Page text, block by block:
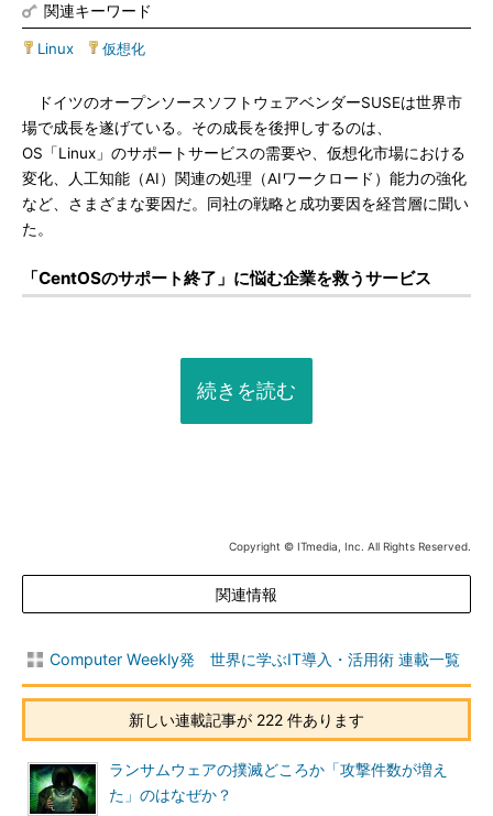
関連キーワード
Linux 仮想化
ドイツのオープンソースソフトウェアベンダーSUSEは世界市
場で成長を遂げている。その成長を後押しするのは、
OS「Linux」のサポートサービスの需要や、仮想化市場における
変化、人工知能（AI）関連の処理（AIワークロード）能力の強化
など、さまざまな要因だ。同社の戦略と成功要因を経営層に聞い
た。
「CentOSのサポート終了」に悩む企業を救うサービス
続きを読む
Copyright © ITmedia, Inc. All Rights Reserved.
関連情報
Computer Weekly発 世界に学ぶIT導入・活用術 連載一覧
新しい連載記事が 222 件あります
ランサムウェアの撲滅どころか「攻撃件数が増え
た」のはなぜか？